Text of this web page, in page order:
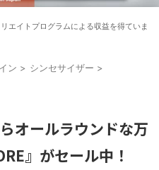
エイトプログラムによる収益を得ていま
ン > シンセサイザー >
オールラウンドな万
』がセール中！